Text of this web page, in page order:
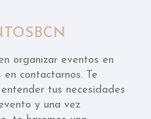
organizar eventos en
en contactarnos. Te
tus necesidades
y una vez